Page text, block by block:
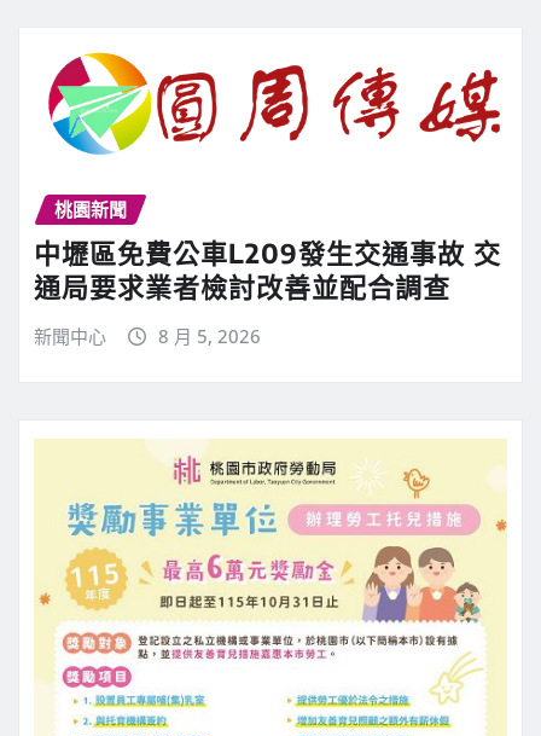
桃園新聞
中壢區免費公車L209發生交通事故 交
通局要求業者檢討改善並配合調查
新聞中心 8 月 5, 2026